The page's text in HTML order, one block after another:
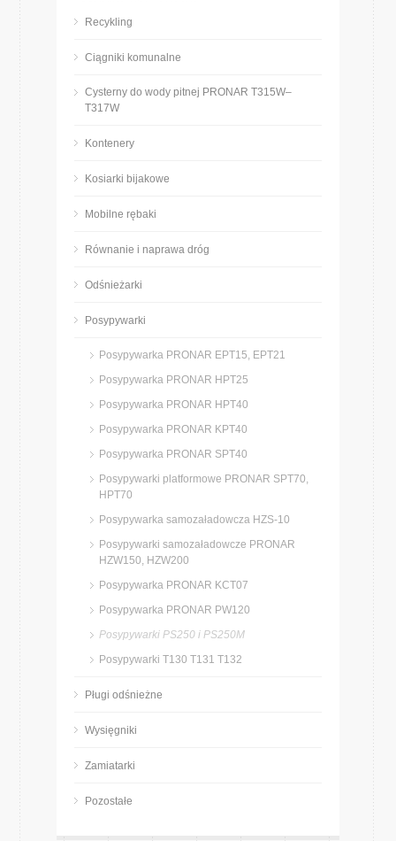
Recykling
Ciągniki komunalne
Cysterny do wody pitnej PRONAR T315W–
T317W
Kontenery
Kosiarki bijakowe
Mobilne rębaki
Równanie i naprawa dróg
Odśnieżarki
Posypywarki
Posypywarka PRONAR EPT15, EPT21
Posypywarka PRONAR HPT25
Posypywarka PRONAR HPT40
Posypywarka PRONAR KPT40
Posypywarka PRONAR SPT40
Posypywarki platformowe PRONAR SPT70,
HPT70
Posypywarka samozaładowcza HZS-10
Posypywarki samozaładowcze PRONAR
HZW150, HZW200
Posypywarka PRONAR KCT07
Posypywarka PRONAR PW120
Posypywarki PS250 i PS250M
Posypywarki T130 T131 T132
Pługi odśnieżne
Wysięgniki
Zamiatarki
Pozostałe